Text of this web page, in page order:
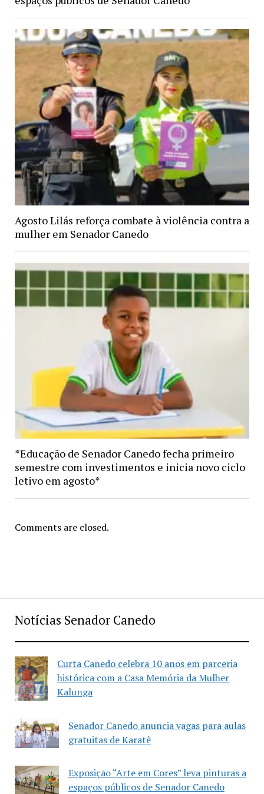
Notícias Senador Canedo
Curta Canedo celebra 10 anos em parceria
histórica com a Casa Memória da Mulher
Kalunga
Senador Canedo anuncia vagas para aulas
gratuitas de Karatê
Exposição “Arte em Cores” leva pinturas a
espaços públicos de Senador Canedo
Agosto Lilás reforça combate à violência contra a
mulher em Senador Canedo
*Educação de Senador Canedo fecha primeiro
semestre com investimentos e inicia novo ciclo
letivo em agosto*
Comments are closed.